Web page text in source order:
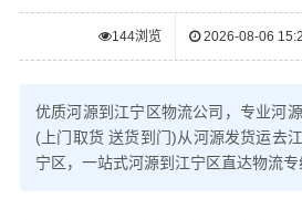
144浏览 2026-08-06
优质河源到江宁区物流公司，专业河
(上门取货 送货到门)从河源发货运去
宁区，一站式河源到江宁区直达物流专